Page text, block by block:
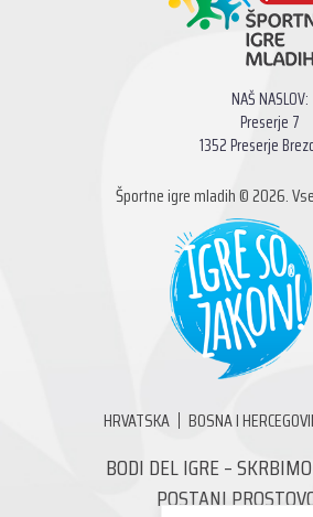
NAŠ NASLOV:
Preserje 7
1352 Preserje
Športne igre mladih © 2026.
HRVATSKA BOSNA I
BODI DEL IGRE –
POSTANI